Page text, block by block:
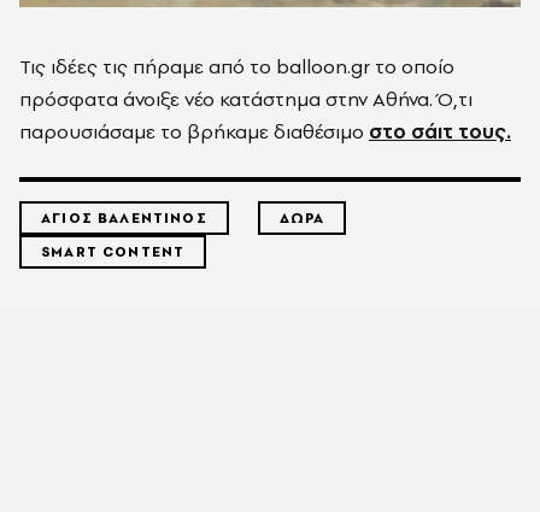
Τις ιδέες τις πήραμε από το balloon.gr το οποίο
πρόσφατα άνοιξε νέο κατάστημα στην Αθήνα. Ό,τι
παρουσιάσαμε το βρήκαμε διαθέσιμο στο σάιτ τους.
ΑΓΙΟΣ ΒΑΛΕΝΤΙΝΟΣ
ΔΩΡΑ
SMART CONTENT